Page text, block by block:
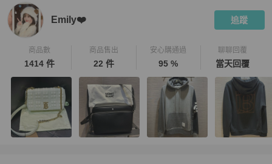
Emily❤️ 追蹤
商品數
1414 件
商品售出
22 件
安心購通過
95 %
聊聊回覆
當天回覆